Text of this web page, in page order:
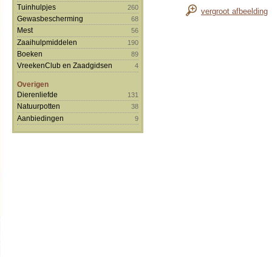
Tuinhulpjes 260
Gewasbescherming 68
Mest 56
Zaaihulpmiddelen 190
Boeken 89
VreekenClub en Zaadgidsen 4
Overigen
Dierenliefde
131
Natuurpotten 38
Aanbiedingen 9
vergroot afbeelding